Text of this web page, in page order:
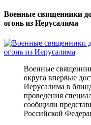
Военные священники
огонь из Иерусалима
Военные
округа впервые
Иерусалима в
проведения
сообщили
Российской